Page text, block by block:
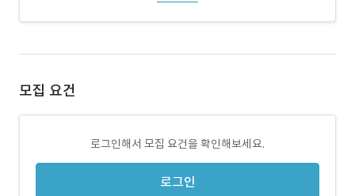
모집 요건
로그인해서 모집 요건을 확인해보세요.
로그인